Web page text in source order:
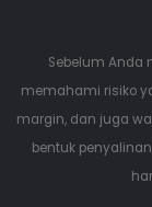
Sebelum Anda
memahami risiko
margin, dan juga
bentuk